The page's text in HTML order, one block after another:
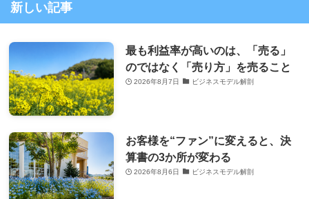
新しい記事
最も利益率が高いのは、「売る」
のではなく「売り方」を売ること
2026年8月7日 ビジネスモデル解剖
お客様を“ファン”に変えると、決
算書の3か所が変わる
2026年8月6日 ビジネスモデル解剖